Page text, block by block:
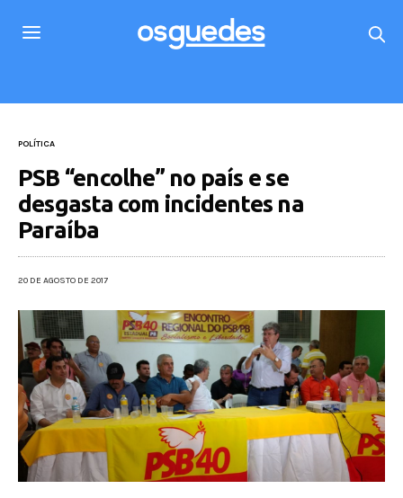
POLÍTICA
PSB “encolhe” no país e se
desgasta com incidentes na
Paraíba
20 DE AGOSTO DE 2017